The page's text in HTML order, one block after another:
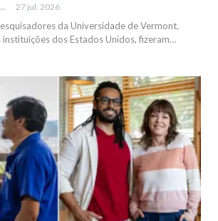
RODRIGO CAMPOS 27 jul, 2026
da Universidade de Vermont,
dos Estados Unidos, fizeram…